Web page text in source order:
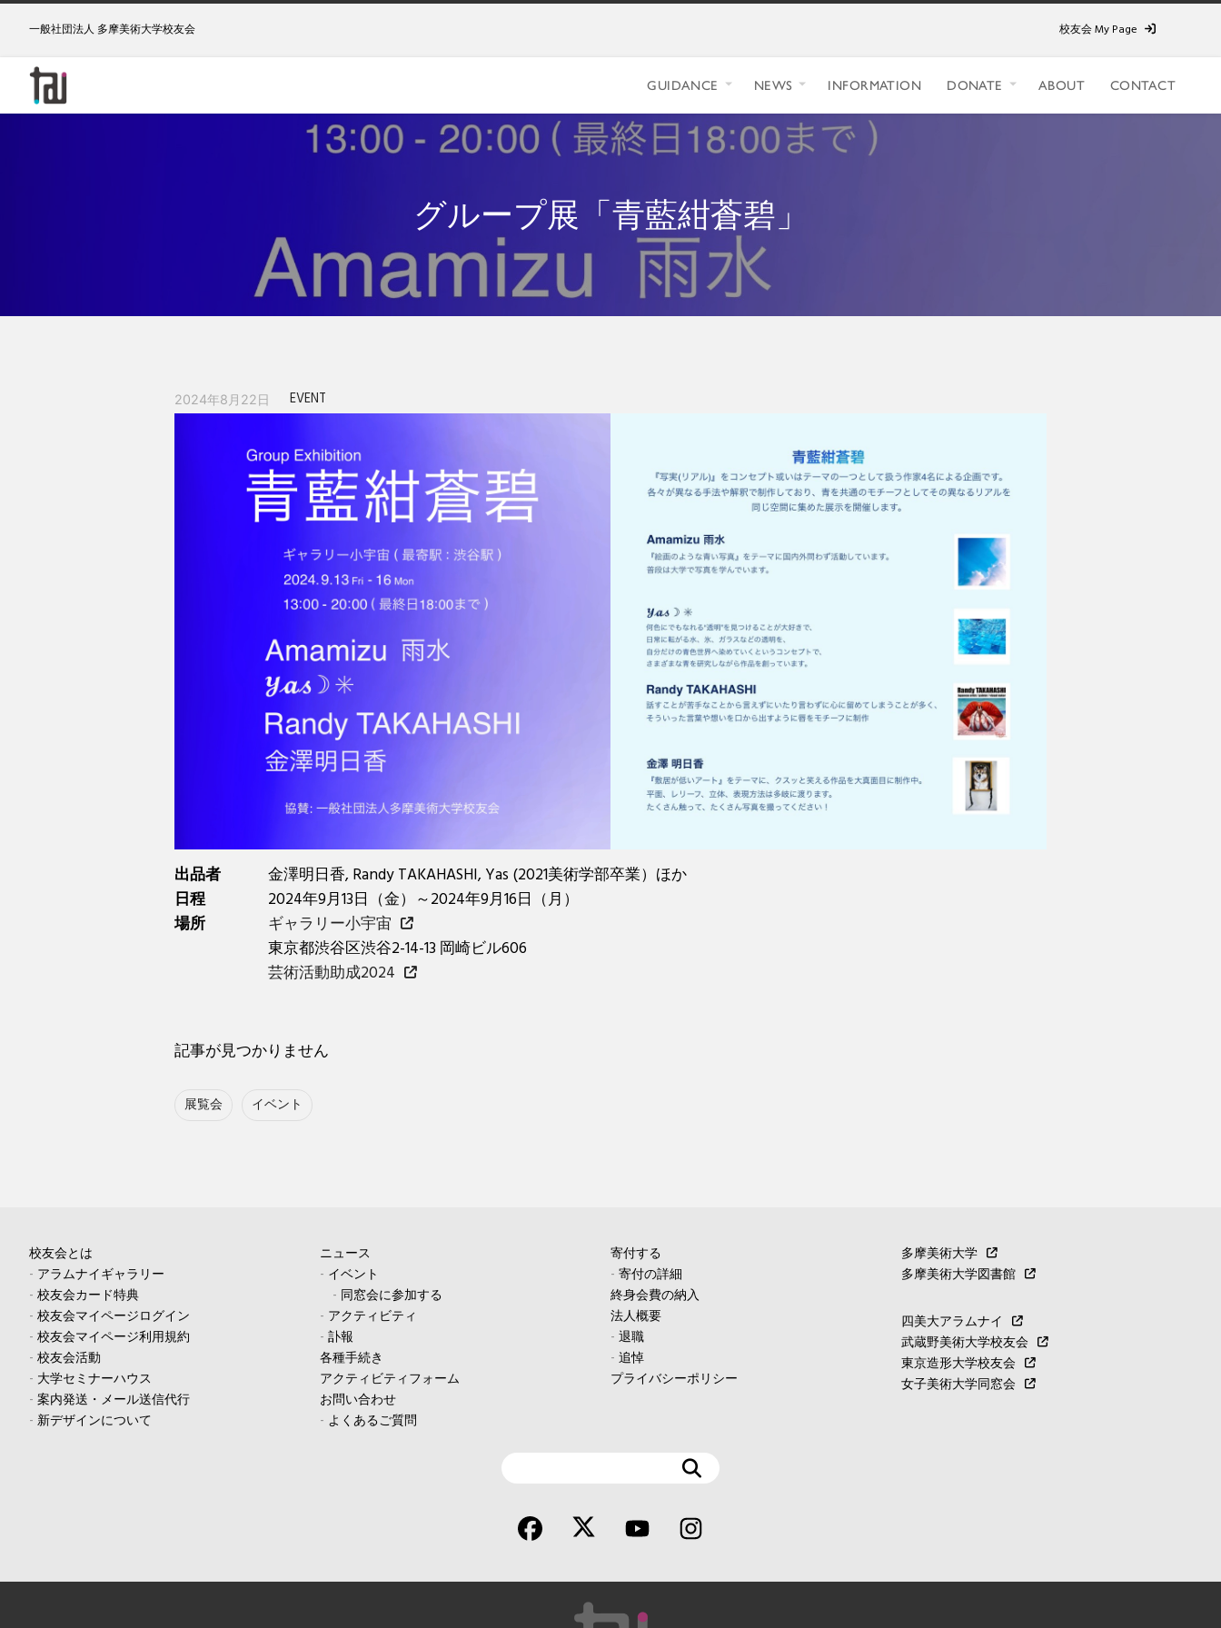
一般社団法人 多摩美術大学校友会 校友会 My Page
GUIDANCE NEWS INFORMATION DONATE ABOUT CONTACT
グループ展「青藍紺蒼碧」
2024年8月22日 EVENT
出品者
金澤明日香, Randy TAKAHASHI, Yas (2021美術学部卒業）ほか
日程
2024年9月13日（金）～2024年9月16日（月）
場所
ギャラリー小宇宙
東京都渋谷区渋谷2-14-13 岡崎ビル606
芸術活動助成2024
記事が見つかりません
展覧会 イベント
校友会とは
- アラムナイギャラリー
- 校友会カード特典
- 校友会マイページログイン
- 校友会マイページ利用規約
- 校友会活動
- 大学セミナーハウス
- 案内発送・メール送信代行
- 新デザインについて
ニュース
- イベント
- 同窓会に参加する
- アクティビティ
- 訃報
各種手続き
アクティビティフォーム
お問い合わせ
- よくあるご質問
寄付する
- 寄付の詳細
終身会費の納入
法人概要
- 退職
- 追悼
プライバシーポリシー
多摩美術大学
多摩美術大学図書館
四美大アラムナイ
武蔵野美術大学校友会
東京造形大学校友会
女子美術大学同窓会